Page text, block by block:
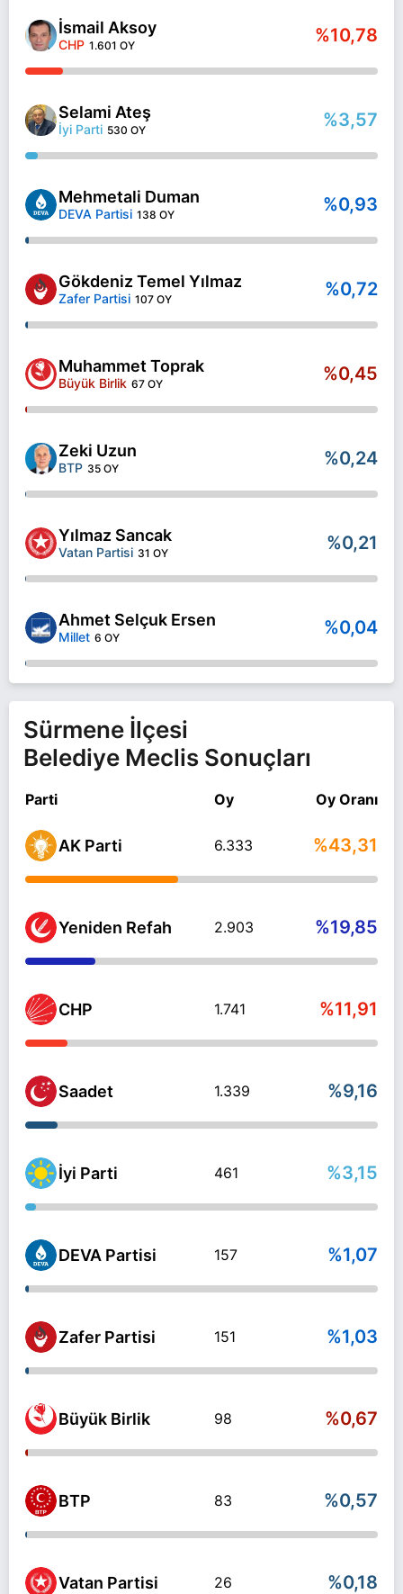
İsmail Aksoy
CHP 1.601 OY %10,78
Selami Ateş
İyi Parti 530 OY %3,57
Mehmetali Duman
DEVA Partisi 138 OY %0,93
Gökdeniz Temel Yılmaz
Zafer Partisi 107 OY %0,72
Muhammet Toprak
Büyük Birlik 67 OY %0,45
Zeki Uzun
BTP 35 OY %0,24
Yılmaz Sancak
Vatan Partisi 31 OY %0,21
Ahmet Selçuk Ersen
Millet 6 OY %0,04
Sürmene İlçesi
Belediye Meclis Sonuçları
Parti Oy Oy Oranı
AK Parti 6.333 %43,31
Yeniden Refah 2.903 %19,85
CHP 1.741 %11,91
Saadet 1.339 %9,16
İyi Parti 461 %3,15
DEVA Partisi 157 %1,07
Zafer Partisi 151 %1,03
Büyük Birlik 98 %0,67
BTP 83 %0,57
Vatan Partisi 26 %0,18